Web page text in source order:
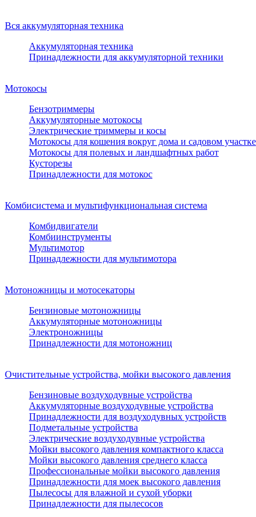
Вся аккумуляторная техника
Аккумуляторная техника
Принадлежности для аккумуляторной техники
Мотокосы
Бензотриммеры
Аккумуляторные мотокосы
Электрические триммеры и косы
Мотокосы для кошения вокруг дома и садовом участке
Мотокосы для полевых и ландшафтных работ
Кусторезы
Принадлежности для мотокос
Комбисистема и мультифункциональная система
Комбидвигатели
Комбиинструменты
Мультимотор
Принадлежности для мультимотора
Мотоножницы и мотосекаторы
Бензиновые мотоножницы
Аккумуляторные мотоножницы
Электроножницы
Принадлежности для мотоножниц
Очистительные устройства, мойки высокого давления
Бензиновые воздуходувные устройства
Аккумуляторные воздуходувные устройства
Принадлежности для воздуходувных устройств
Подметальные устройства
Электрические воздуходувные устройства
Мойки высокого давления компактного класса
Мойки высокого давления среднего класса
Профессиональные мойки высокого давления
Принадлежности для моек высокого давления
Пылесосы для влажной и сухой уборки
Принадлежности для пылесосов